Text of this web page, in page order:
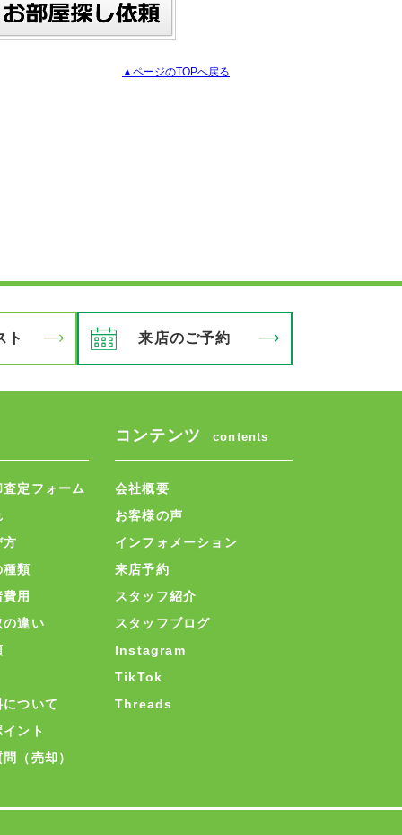
▲ページのTOPへ戻る
ト 来店のご予約
定フォーム
方
種類
用
の違い
ついて
ント
（売却）
コンテンツ contents
会社概要
お客様の声
インフォメーション
来店予約
スタッフ紹介
スタッフブログ
Instagram
TikTok
Threads